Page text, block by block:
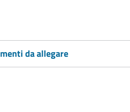
da allegare